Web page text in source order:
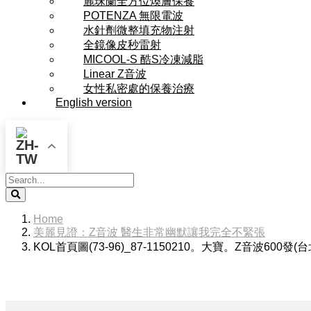
POTENZA 無限電波
水針劑微整填充物注射
全鏡像皮秒雷射
MICOOL-S 酷S冷凍減脂
Linear Z音波
女性私密處的保養治療
English version
Search
Home
美麗見證：Z音波 醫生非常幽默讓我完全不緊張
KOL首頁圖(73-96)_87-1150210。大寶。Z音波600發(台